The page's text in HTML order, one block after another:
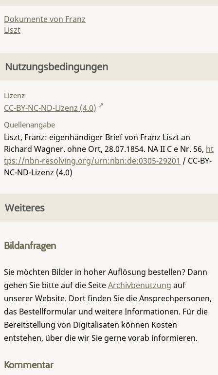
Dokumente von Franz
Liszt
Nutzungsbedingungen
Lizenz
CC-BY-NC-ND-Lizenz (4.0)
Quellenangabe
Liszt, Franz: eigenhändiger Brief von Franz Liszt an
Richard Wagner. ohne Ort, 28.07.1854. NA II C e Nr. 56, ht
tps://nbn-resolving.org/urn:nbn:de:0305-29201 / CC-BY-
NC-ND-Lizenz (4.0)
Weiteres
Bildanfragen
Sie möchten Bilder in hoher Auflösung bestellen? Dann
gehen Sie bitte auf die SeiteArchivbenutzung auf
unserer Website. Dort finden Sie die Ansprechpersonen,
das Bestellformular und weitere Informationen. Für die
Bereitstellung von Digitalisaten können Kosten
entstehen, über die wir Sie gerne vorab informieren.
Kommentar